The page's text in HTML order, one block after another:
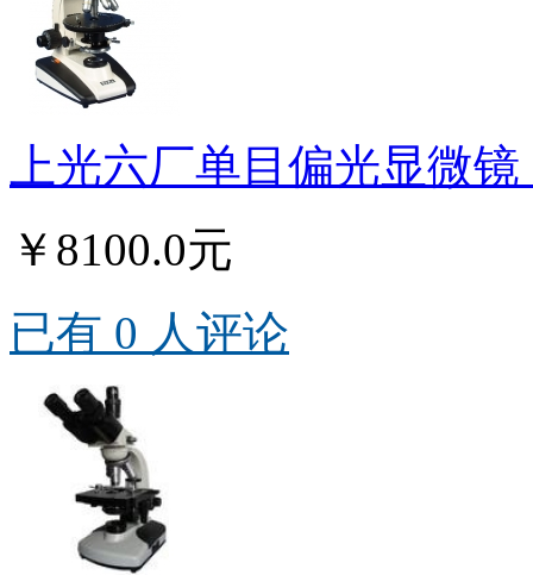
上光六厂单目偏光显微
￥8100.0元
已有 0 人评论